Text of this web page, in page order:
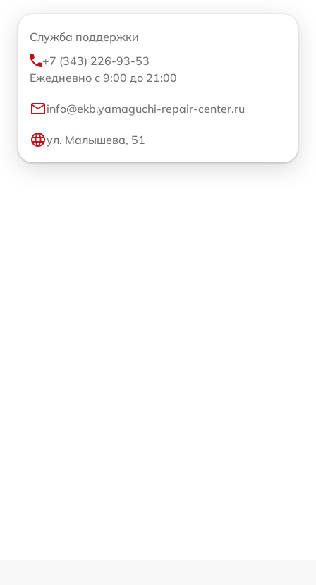
Служба поддержки
+7 (343) 226-93-53
Ежедневно с 9:00 до 21:00
info@ekb.yamaguchi-repair-center.ru
ул. Малышева, 51